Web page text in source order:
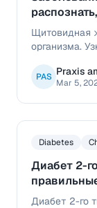
Щитовидная
организма.
методы
PAS Praxis
Mar 5,
Diabetes
Диабет 2-
Диабет 2-го